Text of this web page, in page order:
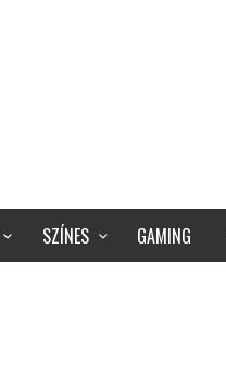
SZÍNES GAMING